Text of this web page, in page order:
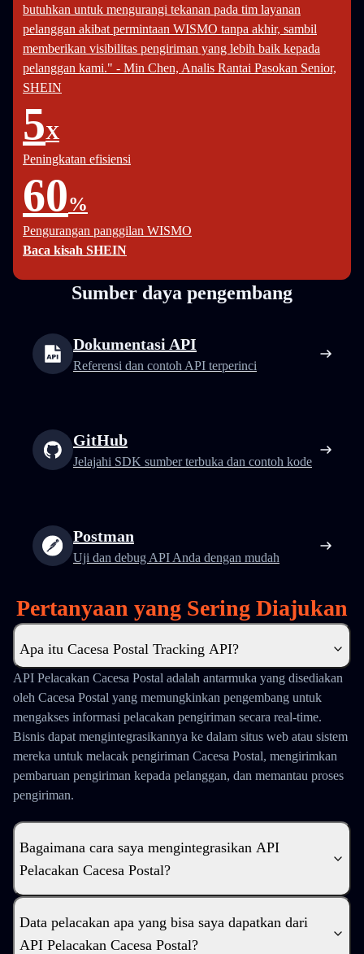
butuhkan untuk mengurangi tekanan pada tim layanan
pelanggan akibat permintaan WISMO tanpa akhir, sambil
memberikan visibilitas pengiriman yang lebih baik kepada
pelanggan kami." - Min Chen, Analis Rantai Pasokan Senior,
SHEIN
5X
Peningkatan efisiensi
60%
Pengurangan panggilan WISMO
Baca kisah SHEIN
Sumber daya pengembang
Dokumentasi API
Referensi dan contoh API terperinci
GitHub
Jelajahi SDK sumber terbuka dan contoh kode
Postman
Uji dan debug API Anda dengan mudah
Pertanyaan yang Sering Diajukan
Apa itu Cacesa Postal Tracking API?
API Pelacakan Cacesa Postal adalah antarmuka yang disediakan
oleh Cacesa Postal yang memungkinkan pengembang untuk
mengakses informasi pelacakan pengiriman secara real-time.
Bisnis dapat mengintegrasikannya ke dalam situs web atau sistem
mereka untuk melacak pengiriman Cacesa Postal, mengirimkan
pembaruan pengiriman kepada pelanggan, dan memantau proses
pengiriman.
Bagaimana cara saya mengintegrasikan API
Pelacakan Cacesa Postal?
Data pelacakan apa yang bisa saya dapatkan dari
API Pelacakan Cacesa Postal?